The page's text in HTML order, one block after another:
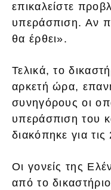
επικαλείστε
υπεράσπιση. Αν
θα έρθει».
Τελικά, το
αρκετή ώρα,
συνηγόρους οι
υπεράσπιση του
διακόπηκε για
Οι γονείς της
από το